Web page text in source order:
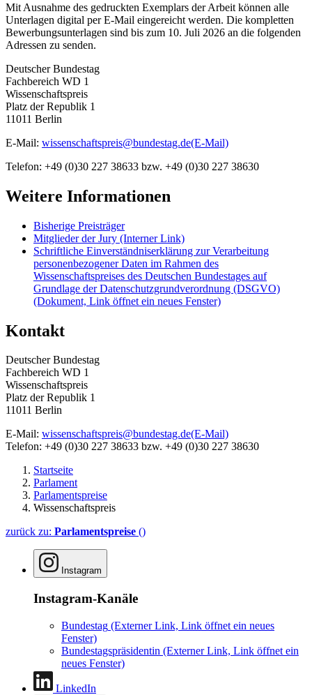
Mit Ausnahme des gedruckten Exemplars der Arbeit können alle
Unterlagen digital perE-Mail eingereicht werden. Die kompletten
Bewerbungsunterlagen sind bis zum 10. Juli 2026 an die folgenden
Adressen zu senden.
Deutscher Bundestag
Fachbereich WD 1
Wissenschaftspreis
Platz der Republik 1
11011 Berlin
E-Mail: wissenschaftspreis@bundestag.de(E-Mail)
Telefon: +49 (0)30 227 38633 bzw. +49 (0)30 227 38630
Weitere Informationen
Bisherige Preisträger
Mitglieder der Jury (Interner Link)
Schriftliche Einverständniserklärung zur Verarbeitung
personenbezogener Daten im Rahmen des
Wissenschaftspreises des Deutschen Bundestages auf
Grundlage der Datenschutzgrundverordnung (DSGVO)
(Dokument, Link öffnet ein neues Fenster)
Kontakt
Deutscher Bundestag
Fachbereich WD 1
Wissenschaftspreis
Platz der Republik 1
11011 Berlin
E-Mail: wissenschaftspreis@bundestag.de(E-Mail)
Telefon: +49 (0)30 227 38633 bzw. +49 (0)30 227 38630
Startseite
Parlament
Parlamentspreise
Wissenschaftspreis
zurück zu: Parlamentspreise ()
Instagram
Instagram-Kanäle
Bundestag (Externer Link, Link öffnet ein neues
Fenster)
Bundestagspräsidentin (Externer Link, Link öffnet ein
neues Fenster)
LinkedIn